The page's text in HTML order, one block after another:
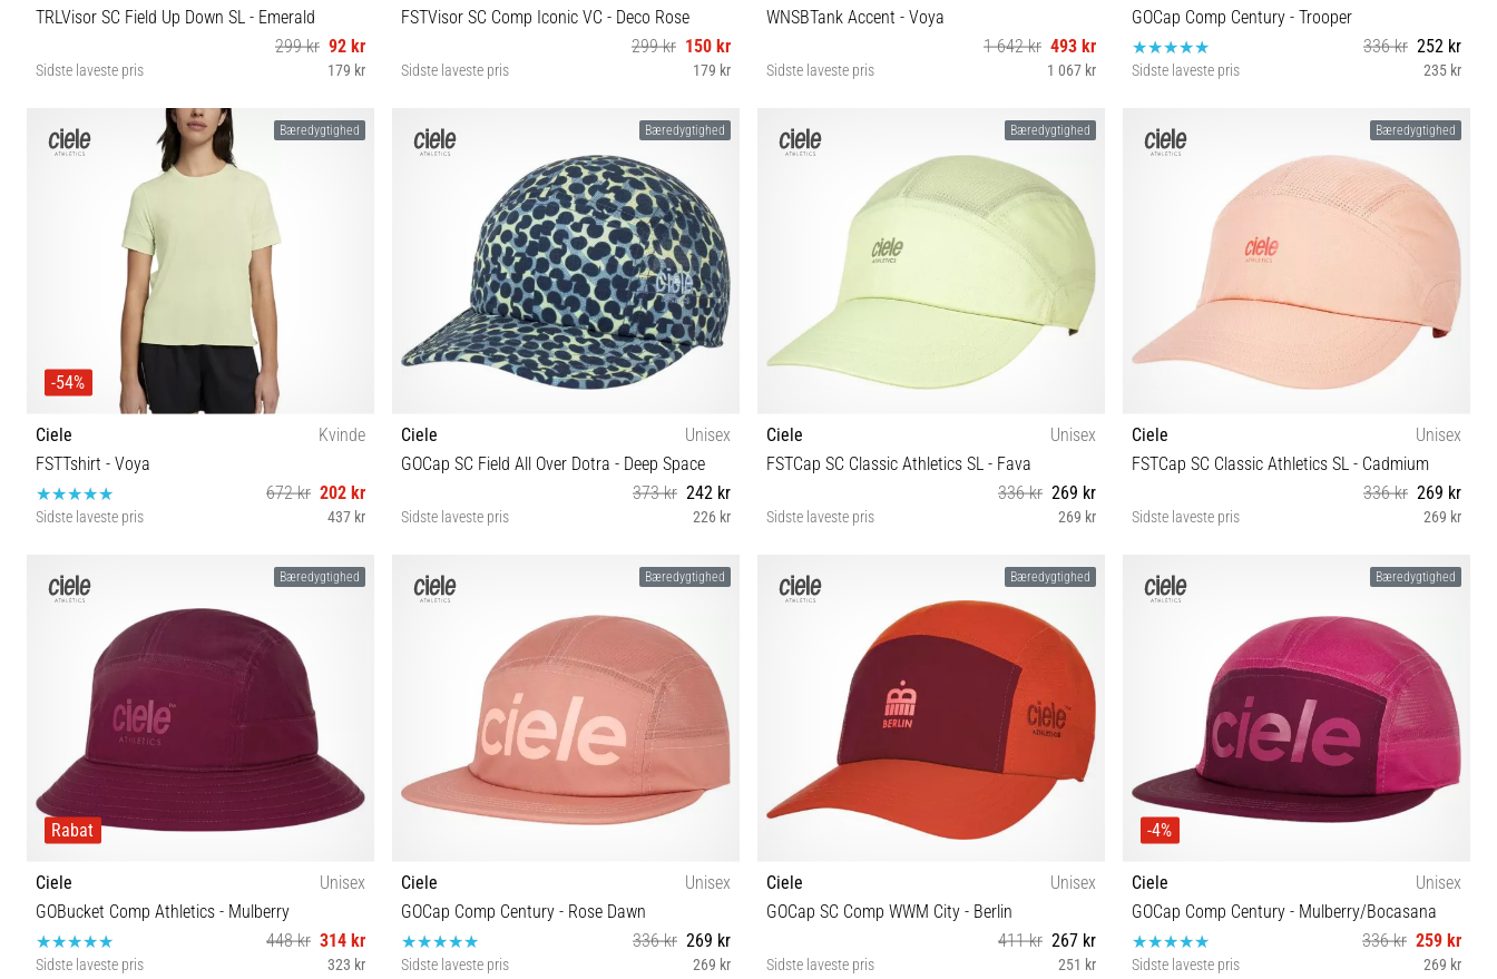
TRLVisor SC Field Up Down SL - Emerald
299 kr 92 kr
Sidste laveste pris 179 kr
M-L
FSTVisor SC Comp Iconic VC - Deco Rose
299 kr 150 kr
Sidste laveste pris 179 kr
WNSBTank Accent - Voya
1 642 kr 493 kr
Sidste laveste pris 1 067 kr
GOCap Comp Century - Trooper
336 kr 252 kr
Sidste laveste pris 235 kr
Bæredygtighed
-54%
Ciele
Kvinde
FSTTshirt - Voya
672 kr 202 kr
Sidste laveste pris 437 kr
Bæredygtighed
Ciele
Unisex
GOCap SC Field All Over Dotra - Deep Space
373 kr 242 kr
Sidste laveste pris 226 kr
Bæredygtighed
Ciele
Unisex
FSTCap SC Classic Athletics SL - Fava
336 kr 269 kr
Sidste laveste pris 269 kr
Bæredygtighed
Ciele
Unisex
FSTCap SC Classic Athletics SL - Cadmium
336 kr 269 kr
Sidste laveste pris 269 kr
Bæredygtighed
Rabat
Ciele
Unisex
GOBucket Comp Athletics - Mulberry
448 kr 314 kr
Sidste laveste pris 323 kr
Bæredygtighed
Ciele
Unisex
GOCap Comp Century - Rose Dawn
336 kr 269 kr
Sidste laveste pris 269 kr
Bæredygtighed
Ciele
Unisex
GOCap SC Comp WWM City - Berlin
411 kr 267 kr
Sidste laveste pris 251 kr
Bæredygtighed
-4%
Ciele
Unisex
GOCap Comp Century - Mulberry/Bocasana
336 kr 259 kr
Sidste laveste pris 269 kr